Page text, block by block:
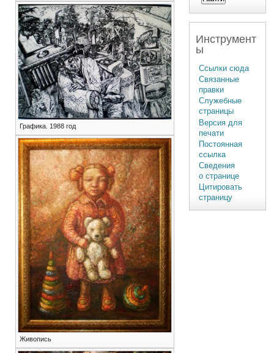
Графика. 1988 год
Живопись
Инструмент
ы
Ссылки сюда
Связанные
правки
Служебные
страницы
Версия для
печати
Постоянная
ссылка
Сведения
о странице
Цитировать
страницу